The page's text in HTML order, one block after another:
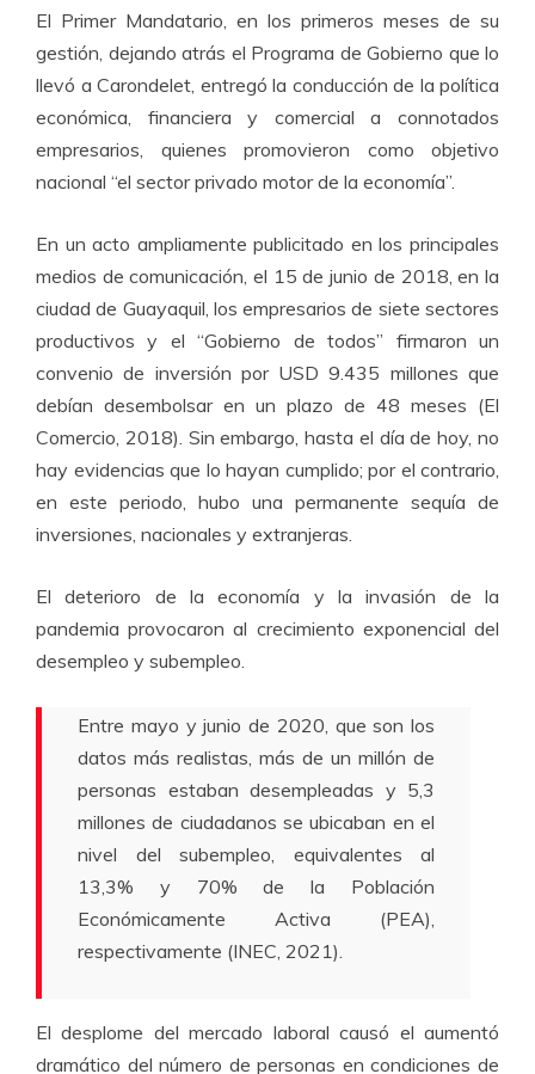
El Primer Mandatario, en los primeros meses de su
gestión, dejando atrás el Programa de Gobierno que lo
llevó a Carondelet, entregó la conducción de la política
económica, financiera y comercial a connotados
empresarios, quienes promovieron como objetivo
nacional “el sector privado motor de la economía”.
En un acto ampliamente publicitado en los principales
medios de comunicación, el 15 de junio de 2018, en la
ciudad de Guayaquil, los empresarios de siete sectores
productivos y el “Gobierno de todos” firmaron un
convenio de inversión por USD 9.435 millones que
debían desembolsar en un plazo de 48 meses (El
Comercio, 2018). Sin embargo, hasta el día de hoy, no
hay evidencias que lo hayan cumplido; por el contrario,
en este periodo, hubo una permanente sequía de
inversiones, nacionales y extranjeras.
El deterioro de la economía y la invasión de la
pandemia provocaron al crecimiento exponencial del
desempleo y subempleo.
Entre mayo y junio de 2020, que son los
datos más realistas, más de un millón de
personas estaban desempleadas y 5,3
millones de ciudadanos se ubicaban en el
nivel del subempleo, equivalentes al
13,3% y 70% de la Población
Económicamente Activa (PEA),
respectivamente (INEC, 2021).
El desplome del mercado laboral causó el aumentó
dramático del número de personas en condiciones de